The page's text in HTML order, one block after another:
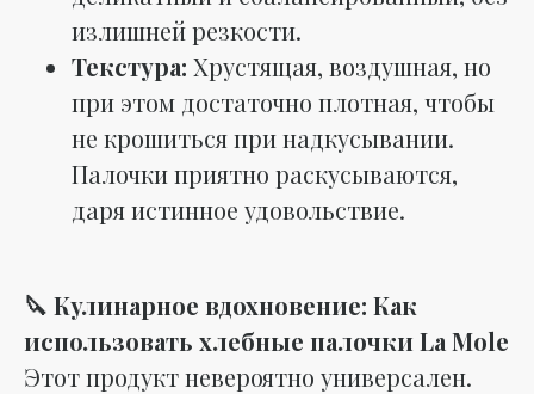
излишней резкости.
Текстура: Хрустящая, воздушная, но
при этом достаточно плотная, чтобы
не крошиться при надкусывании.
Палочки приятно раскусываются,
даря истинное удовольствие.
🔪 Кулинарное вдохновение: Как
использовать хлебные палочки La Mole
Этот продукт невероятно универсален.